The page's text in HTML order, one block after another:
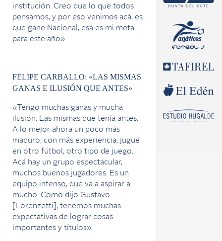
institución. Creo que lo que todos
pensamos, y por eso venimos acá, es
que gane Nacional, esa es mi meta
para este año».
FELIPE CARBALLO: «LAS MISMAS
GANAS E ILUSIÓN QUE ANTES»
«Tengo muchas ganas y mucha
ilusión. Las mismas que tenía antes.
A lo mejor ahora un poco más
maduro, con más experiencia, jugué
en otro fútbol, otro tipo de juego.
Acá hay un grupo espectacular,
muchos buenos jugadores. Es un
equipo intenso, que va a aspirar a
mucho. Como dijo Gustavo
[Lorenzetti], tenemos muchas
expectativas de lograr cosas
importantes y títulos».